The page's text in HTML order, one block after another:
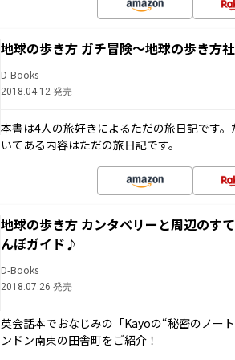
地球の歩き方 ガチ冒険～地球の歩き方
D-Books
2018.04.12 発売
本書は4人の旅好きによるただの旅日記です
いてある内容はただの旅日記です。
地球の歩き方 カンタベリーと周辺のす
んぽガイド♪
D-Books
2018.07.26 発売
英会話本でおなじみの「Kayoの“秘密のノー
ンドン南東の田舎町をご紹介！